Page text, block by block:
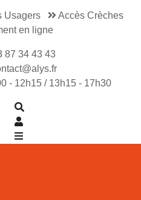
Usagers
Accès Crèches
en ligne
87 34 43 43
- 12h15 / 13h15 - 17h30